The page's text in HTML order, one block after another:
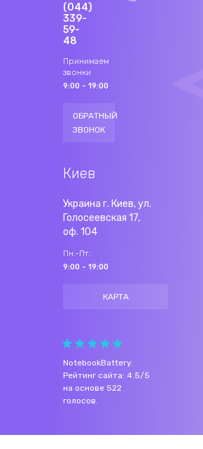
(044)
339-
59-
48
Принимаем
звонки
9:00 - 19:00
ОБРАТНЫЙ
ЗВОНОК
Киев
Украина г. Киев, ул.
Голосеевская 17,
оф. 104
Пн.-Пт.
9:00 - 19:00
КАРТА
NotebookBattery.
Рейтинг сайта: 4.5/5
на основе 522
голосов.